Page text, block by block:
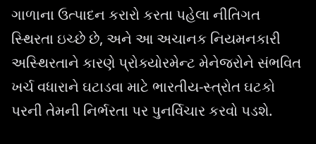
ગાળાના ઉત્પાદન કરારો કરતા પહેલા નીતિગત
સ્થિરતા ઇચ્છે છે, અને આ અચાનક નિયમનકારી
અસ્થિરતાને કારણે પ્રોક્યોરમેન્ટ મેનેજરોને સંભવિત
ખર્ચ વધારાને ઘટાડવા માટે ભારતીય-સ્ત્રોત ઘટકો
પરની તેમની નિર્ભરતા પર પુનર્વિચાર કરવો પડશે.